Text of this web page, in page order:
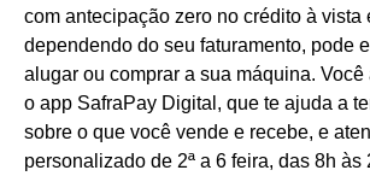
com antecipação zero no crédito à vista
dependendo do seu faturamento, pode
alugar ou comprar a sua máquina.
o app SafraPay Digital, que te ajuda a
sobre o que você vende e recebe, e
personalizado de 2ª a 6 feira, das 8h às